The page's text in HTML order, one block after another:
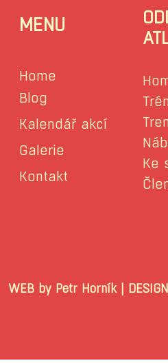
MENU
Home
Blog
Kalendář akcí
Galerie
Kontakt
Ke
WEB by Petr Horník